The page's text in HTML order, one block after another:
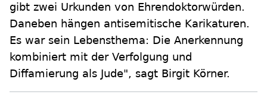
gibt zwei Urkunden von Ehrendoktorwürden.
Daneben hängen antisemitische Karikaturen.
Es war sein Lebensthema: Die Anerkennung
kombiniert mit der Verfolgung und
Diffamierung als Jude", sagt Birgit Körner.